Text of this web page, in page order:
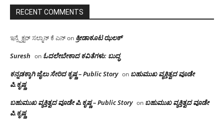
RECENT COMMENTS
ಇನ್ಸ್ಪೆಕ್ಟರ್ ಸಲ್ಮಾನ್ ಕೆ ಎನ್on ಕ್ರೀಡಾಕೂಟ ಝಲಕ್
Suresh on ಓದಲೇಬೇಕಾದ‌ ಕವಿತೆಗಳು: ಬುದ್ಧ
ಕನ್ನಡಕ್ಕಾಗಿ ಜೈಲು ಸೇರಿದ ಕೃಷ್ಣ – Public Story on ಬಹುಮುಖ ವ್ಯಕ್ತಿತ್ವದ ವೂಡೇ
ಪಿ.ಕೃಷ್ಣ
ಬಹುಮುಖ ವ್ಯಕ್ತಿತ್ವದ ವೂಡೇ ಪಿ.ಕೃಷ್ಣ – Public Story on ಬಹುಮುಖ ವ್ಯಕ್ತಿತ್ವದ ವೂಡೇ
ಪಿ.ಕೃಷ್ಣ